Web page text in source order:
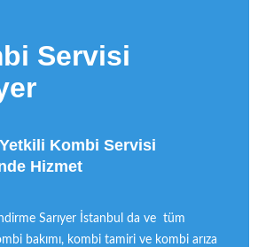
Servisi
Kombi Servisi
Hizmet
Sarıyer İstanbul da ve tüm
bakımı, kombi tamiri ve kombi arıza